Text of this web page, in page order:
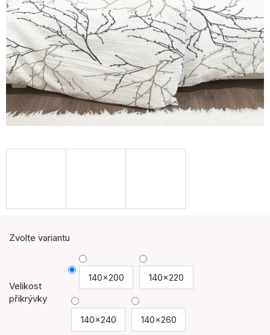
Zvolte variantu
Velikost
přikrývky
140x200 140x220
140x240 140x260